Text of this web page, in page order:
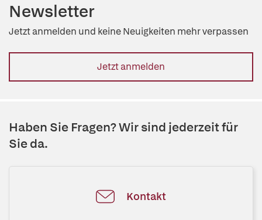
Newsletter
Jetzt anmelden und keine Neuigkeiten mehr verpassen
Jetzt anmelden
Haben Sie Fragen? Wir sind jederzeit für
Sie da.
Kontakt